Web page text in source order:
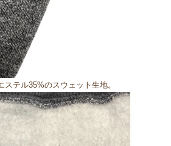
テル35%のスウェット生地。